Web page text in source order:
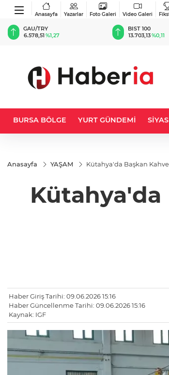
Anasayfa Yazarlar Foto Galeri Video Galeri
BIST 100
13.703,13 %0,11
USD
47,5777%0,04
BURSA BÖLGE YURT GÜNDEMİ
Anasayfa YAŞAM Kütahya'da Başkan
Kütahya'da
Haber Giriş Tarihi: 09.06.2026 15:16
Haber Güncellenme Tarihi: 09.06.2026 15:16
Kaynak: IGF